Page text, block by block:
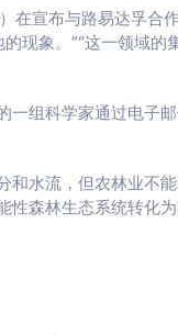
在宣布与路易达孚合
现象。”“这一领域的
一组科学家通过电子
水流，但农林业不
性森林生态系统转化